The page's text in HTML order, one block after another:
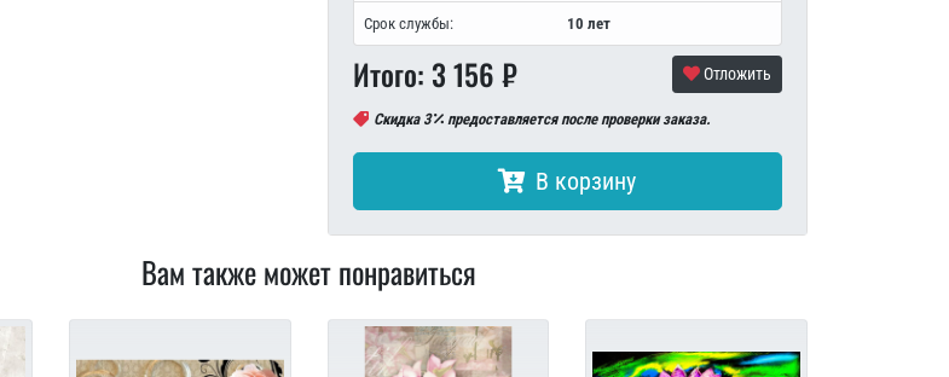
Срок службы: 10 лет
Итого: 3 156₽ Отложить
Скидка 3 предоставляется после проверки заказа.
В корзину
Вам также может понравиться